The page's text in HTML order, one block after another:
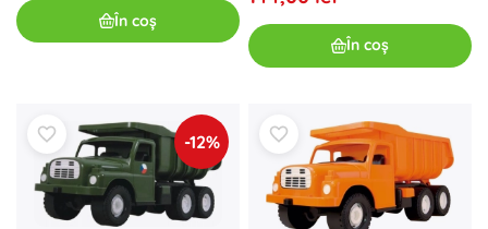
În coș
În coș
-12%